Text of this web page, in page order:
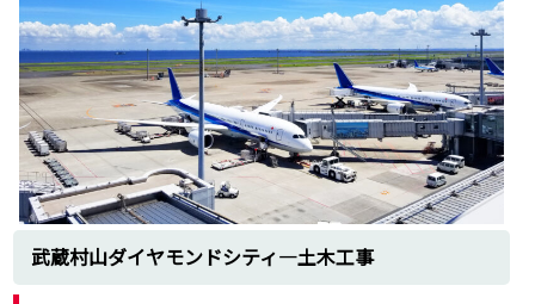
武蔵村山ダイヤモンドシティ―土木工事